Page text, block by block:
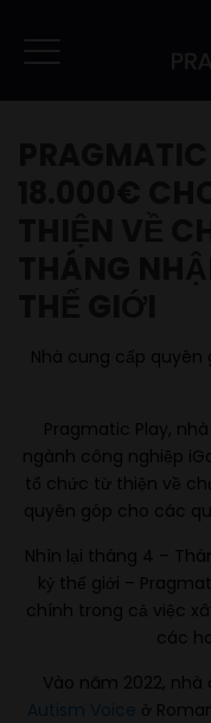
Nhà cung cấp
Pragmatic Play,
ngành công nghiệp
tổ chức từ thiện về
quyên góp cho các
Nhìn lại tháng 4 –
kỷ thế giới –
chính trong cả việc
các
Vào năm 2022,
Autism Voice ở